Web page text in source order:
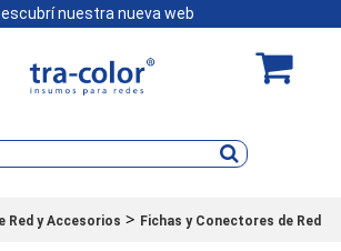
nuestra nueva web
Red y Accesorios > Fichas y Conectores de Red